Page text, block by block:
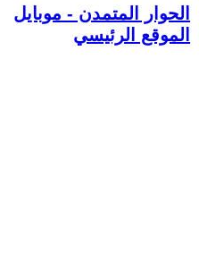
الحوار المتمدن - موبايل
الموقع الرئيسي